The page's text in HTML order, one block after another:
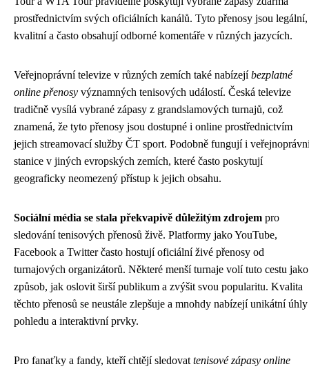
prostřednictvím svých oficiálních kanálů. Tyto přenosy jsou legální,
kvalitní a často obsahují odborné komentáře v různých jazycích.
Veřejnoprávní televize v různých zemích také nabízejíbezplatné
online přenosy významných tenisových událostí. Česká televize
tradičně vysílá vybrané zápasy z grandslamových turnajů, což
znamená, že tyto přenosy jsou dostupné i online prostřednictvím
jejich streamovací služby ČT sport. Podobně fungují i
stanice v jiných evropských zemích, které často poskytují
geograficky neomezený přístup k jejich obsahu.
Sociální média se stala překvapivě důležitým zdrojem pro
sledování tenisových přenosů živě. Platformy jako YouTube,
Facebook a Twitter často hostují oficiální živé přenosy od
turnajových organizátorů. Některé menší turnaje volí tuto cestu jako
způsob, jak oslovit širší publikum a zvýšit svou popularitu. Kvalita
těchto přenosů se neustále zlepšuje a mnohdy nabízejí unikátní úhly
pohledu a interaktivní prvky.
Pro fanaťky a fandy, kteří chtějí sledovat tenisové zápasy online